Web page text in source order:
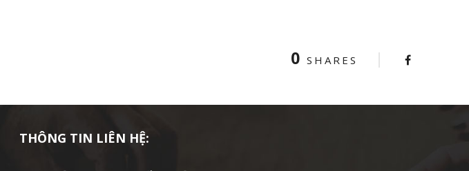
0 SHARES
THÔNG TIN LIÊN HỆ: